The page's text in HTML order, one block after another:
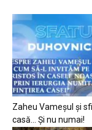
Zaheu Vameșul și
casă… Și nu numai!